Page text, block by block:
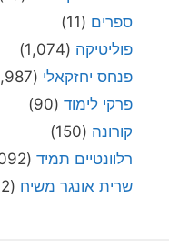
ספרים (11)
פוליטיקה (1,074)
פנחס יחזקאלי (1,987)
פרקי לימוד (90)
קורונה (150)
רלוונטיים תמיד (4,092)
שרית אונגר משיח (72)